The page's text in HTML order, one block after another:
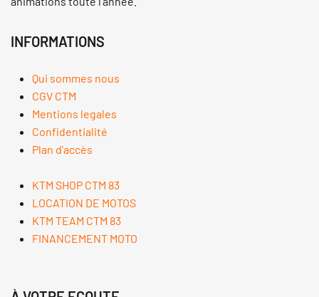
INFORMATIONS
Qui sommes nous
CGV CTM
Mentions legales
Confidentialité
Plan d'accès
KTM SHOP CTM 83
LOCATION DE MOTOS
KTM TEAM CTM 83
FINANCEMENT MOTO